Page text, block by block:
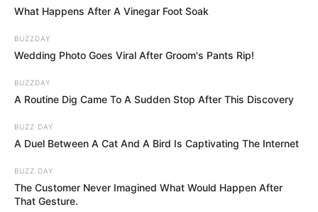
What Happens After A Vinegar Foot Soak
BUZZDAY
Wedding Photo Goes Viral After Groom's Pants Rip!
BUZZDAY
A Routine Dig Came To A Sudden Stop After This Discovery
BUZZ DAY
A Duel Between A Cat And A Bird Is Captivating The Internet
BUZZ DAY
The Customer Never Imagined What Would Happen After
That Gesture.